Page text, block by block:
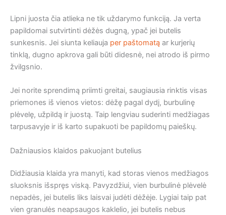
Lipni juosta čia atlieka ne tik uždarymo funkciją. Ja verta
papildomai sutvirtinti dėžės dugną, ypač jei butelis
sunkesnis. Jei siunta keliauja per paštomatą ar kurjerių
tinklą, dugno apkrova gali būti didesnė, nei atrodo iš pirmo
žvilgsnio.
Jei norite sprendimą priimti greitai, saugiausia rinktis visas
priemones iš vienos vietos: dėžę pagal dydį, burbulinę
plėvelę, užpildą ir juostą. Taip lengviau suderinti medžiagas
tarpusavyje ir iš karto supakuoti be papildomų paieškų.
Dažniausios klaidos pakuojant butelius
Didžiausia klaida yra manyti, kad storas vienos medžiagos
sluoksnis išspręs viską. Pavyzdžiui, vien burbulinė plėvelė
nepadės, jei butelis liks laisvai judėti dėžėje. Lygiai taip pat
vien granulės neapsaugos kaklelio, jei butelis nebus